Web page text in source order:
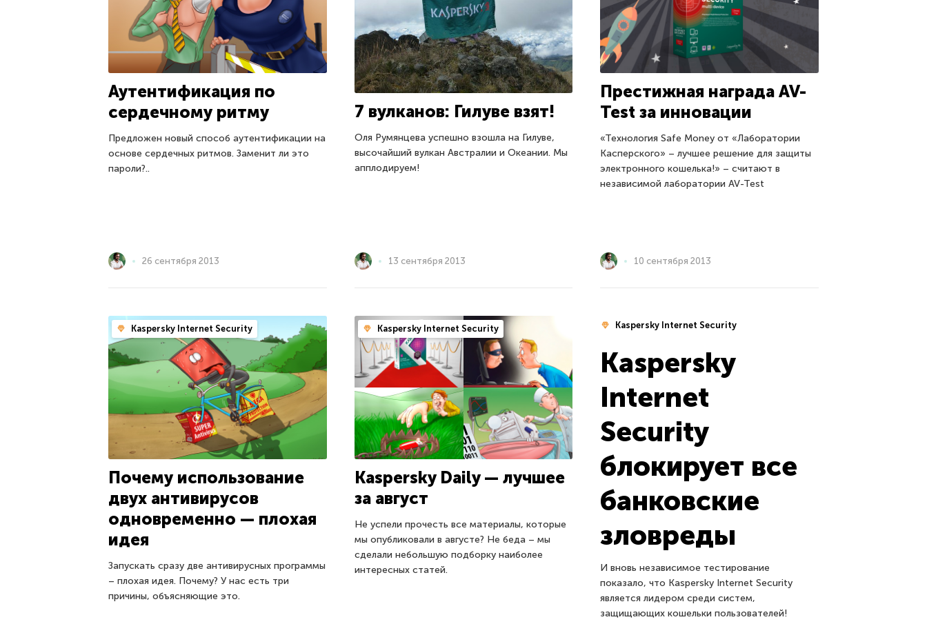
Аутентификация по
сердечному ритму
Предложен новый способ аутентификации на
основе сердечных ритмов. Заменит ли это
пароли?..
26 сентября 2013
7 вулканов: Гилуве взят!
Оля Румянцева успешно взошла на Гилуве,
высочайший вулкан Австралии и Океании. Мы
апплодируем!
13 сентября 2013
Престижная награда AV-
Test за инновации
«Технология Safe Money от «Лаборатории
Касперского» – лучшее решение для защиты
электронного кошелька!» – считают в
независимой лаборатории AV-Test
10 сентября 2013
Kaspersky Internet Security
Почему использование
двух антивирусов
одновременно — плохая
идея
Запускать сразу две антивирусных программы
– плохая идея. Почему? У нас есть три
причины, объясняющие это.
Kaspersky Internet Security
Kaspersky Daily — лучшее
за август
Не успели прочесть все материалы, которые
мы опубликовали в августе? Не беда – мы
сделали небольшую подборку наиболее
интересных статей.
Kaspersky Internet Security
Kaspersky
Internet
Security
блокирует все
банковские
зловреды
И вновь независимое тестирование
показало, что Kaspersky Internet Security
является лидером среди систем,
защищающих кошельки пользователей!